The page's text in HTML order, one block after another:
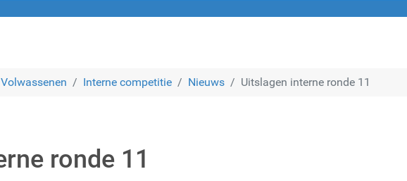
Volwassenen Interne competitie Nieuws Uitslagen interne ronde 11
ronde 11